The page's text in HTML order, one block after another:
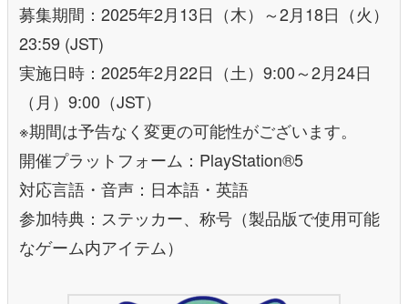
募集期間：2025年2月13日（木）～2月18日（火）
23:59 (JST)
実施日時：2025年2月22日（土）9:00～2月24日
（月）9:00（JST）
※期間は予告なく変更の可能性がございます。
開催プラットフォーム：PlayStation®5
対応言語・音声：日本語・英語
参加特典：ステッカー、称号（製品版で使用可能
なゲーム内アイテム）